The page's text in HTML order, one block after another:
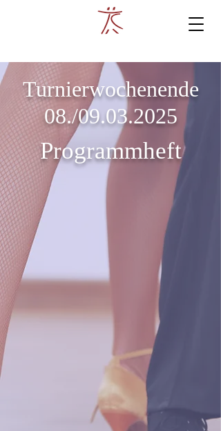
Turnierwochenende
08./09.03.2025
Programmheft